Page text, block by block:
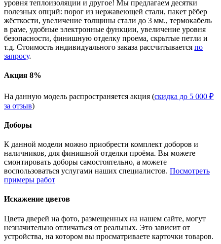
уровня теплоизоляции и другое! Мы предлагаем десятки
полезных опций: порог из нержавеющей стали, пакет рёбер
жёсткости, увеличение толщины стали до 3 мм., термокабель
в раме, удобные электронные функции, увеличение уровня
безопасности, финишную отделку проема, скрытые петли и
т.д. Стоимость индивидуального заказа рассчитывается по
запросу.
Акция 8%
На данную модель распространяется акция (скидка до 5 000 ₽
за отзыв)
Доборы
К данной модели можно приобрести комплект доборов и
наличников, для финишной отделки проёма. Вы можете
смонтировать доборы самостоятельно, а можете
воспользоваться услугами наших специалистов. Посмотреть
примеры работ
Искажение цветов
Цвета дверей на фото, размещенных на нашем сайте, могут
незначительно отличаться от реальных. Это зависит от
устройства, на котором вы просматриваете карточки товаров.